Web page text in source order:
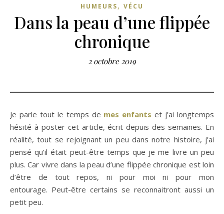
HUMEURS, VÉCU
Dans la peau d’une flippée
chronique
2 octobre 2019
Je parle tout le temps de mes enfants et j’ai longtemps
hésité à poster cet article, écrit depuis des semaines. En
réalité, tout se rejoignant un peu dans notre histoire, j’ai
pensé qu’il était peut-être temps que je me livre un peu
plus. Car vivre dans la peau d’une flippée chronique est loin
d’être de tout repos, ni pour moi ni pour mon
entourage. Peut-être certains se reconnaitront aussi un
petit peu.